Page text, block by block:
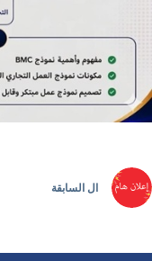
ال السابقة